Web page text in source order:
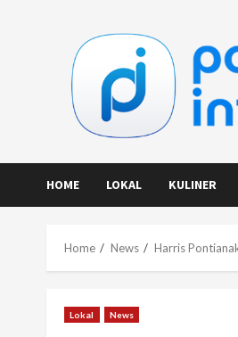
HOME LOKAL KULINER
Home News Harris
Lokal News